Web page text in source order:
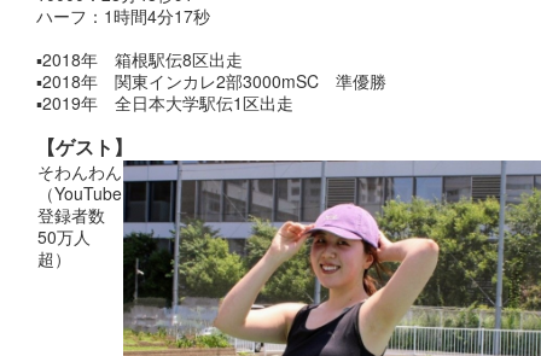
ハーフ：1時間4分17秒
▪︎2018年 箱根駅伝8区出走
▪︎2018年 関東インカレ2部3000mSC 準優勝
▪︎2019年 全日本大学駅伝1区出走
【ゲスト】
そわんわん
（YouTube
登録者数
50万人
超）